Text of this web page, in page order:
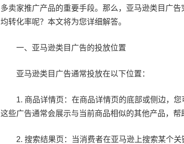
多卖家推广产品的重要手段。那么，亚马逊类目广
均转化率呢？本文将为您详细解答。
一、亚马逊类目广告的投放位置
亚马逊类目广告通常投放在以下位置：
1. 商品详情页：在商品详情页的底部或侧边，
这些广告通常会展示与当前商品相似的其他产品，帮
2. 搜索结果页：当消费者在亚马逊上搜索某个